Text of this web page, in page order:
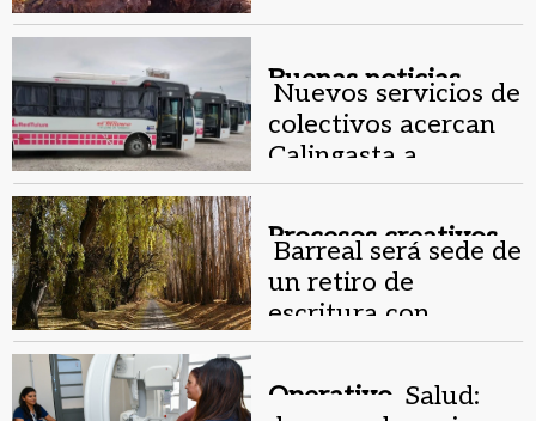
Buenas noticias.
Nuevos servicios de
colectivos acercan
Calingasta a
Mendoza y Chile
Procesos creativos.
Barreal será sede de
un retiro de
escritura con
referentes de la
Operativo. Salud: